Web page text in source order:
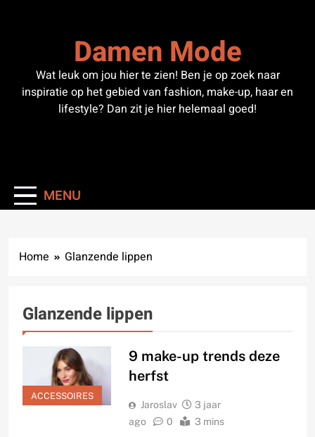
Damen Mode
Wat leuk om jou hier te zien! Ben je op zoek naar
inspiratie op het gebied van fashion, make-up, haar en
lifestyle? Dan zit je hier helemaal goed!
MENU
Home Glanzende lippen
Glanzende lippen
ACCESSOIRES
9 make-up trends deze
herfst
Jaroslav
3 jaar
ago
0 3 mins